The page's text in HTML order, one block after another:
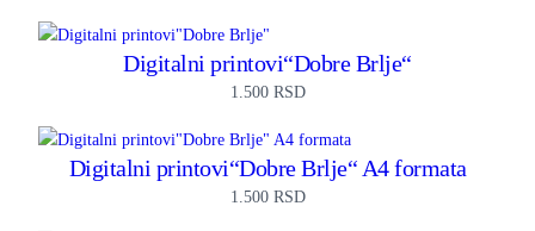
Digitalni printovi“Dobre Brlje“
1.500 RSD
Digitalni printovi“Dobre Brlje“ A4 formata
1.500 RSD